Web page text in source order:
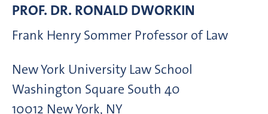
PROF. DR. RONALD DWORKIN
Frank Henry Sommer Professor of Law
New York University Law School
Washington Square South 40
10012 New York, NY